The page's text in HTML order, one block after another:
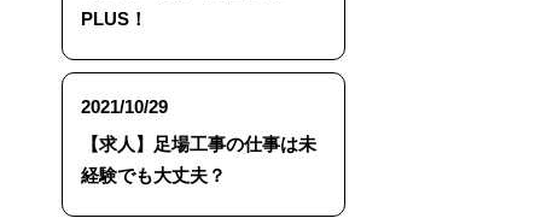
PLUS！
2021/10/29
【求人】足場工事の仕事は未
経験でも大丈夫？